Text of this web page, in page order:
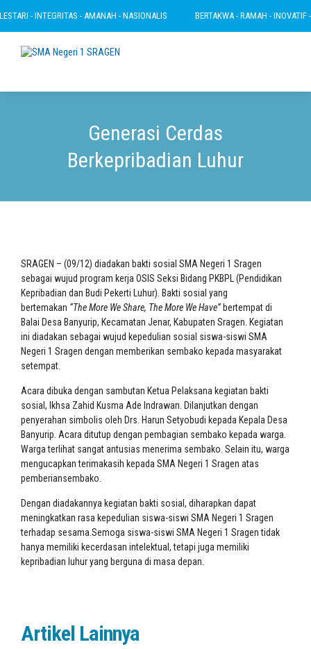
- INTEGRITAS - AMANAH - NASIONALIS BERTAKWA - RAMAH - INOVATIF -
Generasi Cerdas
Berkepribadian Luhur
SRAGEN – (09/12) diadakan bakti sosial SMA Negeri 1 Sragen
sebagai wujud program kerja OSIS Seksi Bidang PKBPL (Pendidikan
Kepribadian dan Budi Pekerti Luhur). Bakti sosial yang
bertemakan “The More We Share, The More We Have” bertempat di
Balai Desa Banyurip, Kecamatan Jenar, Kabupaten Sragen. Kegiatan
ini diadakan sebagai wujud kepedulian sosial siswa-siswi SMA
Negeri 1 Sragen dengan memberikan sembako kepada masyarakat
setempat.
Acara dibuka dengan sambutan Ketua Pelaksana kegiatan bakti
sosial, Ikhsa Zahid Kusma Ade Indrawan. Dilanjutkan dengan
penyerahan simbolis oleh Drs. Harun Setyobudi kepada Kepala Desa
Banyurip. Acara ditutup dengan pembagian sembako kepada warga.
Warga terlihat sangat antusias menerima sembako. Selain itu, warga
mengucapkan terimakasih kepada SMA Negeri 1 Sragen atas
pemberiansembako.
Dengan diadakannya kegiatan bakti sosial, diharapkan dapat
meningkatkan rasa kepedulian siswa-siswi SMA Negeri 1 Sragen
terhadap sesama.Semoga siswa-siswi SMA Negeri 1 Sragen tidak
hanya memiliki kecerdasan intelektual, tetapi juga memiliki
kepribadian luhur yang berguna di masa depan.
Artikel Lainnya